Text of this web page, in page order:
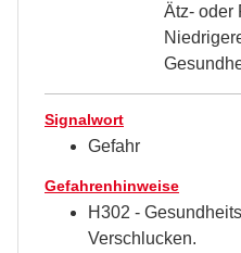
Ätz- oder
Signalwort
Gefahr
Gefahrenhinweise
H302 -
Verschlucken.